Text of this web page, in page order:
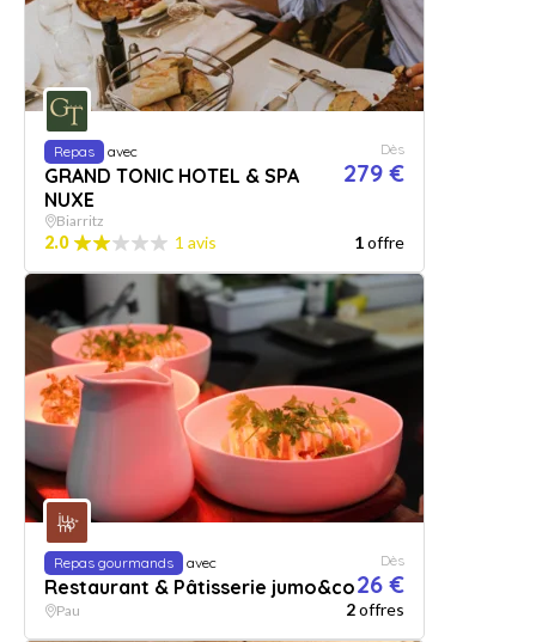
Repas avec
GRAND TONIC HOTEL & SPA
NUXE
Dès
279 €
Biarritz
2.0 1 avis 1offre
Repas gourmands avec
Restaurant & Pâtisserie jumo&co
Dès
26 €
Pau 2offres